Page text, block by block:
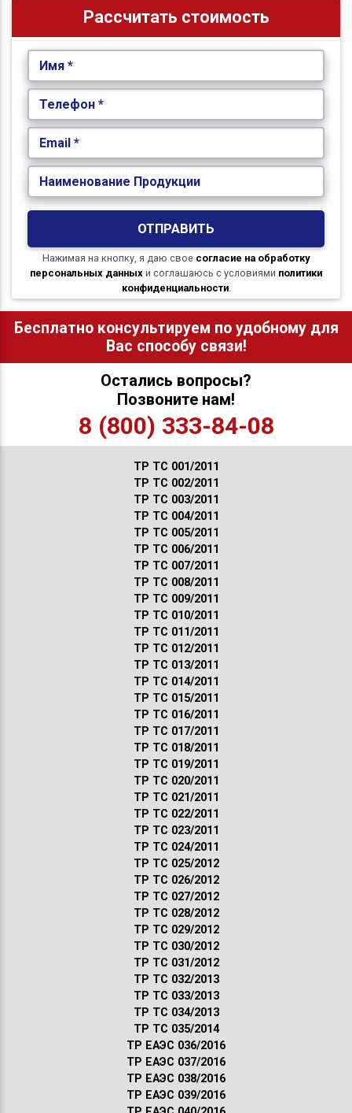
Рассчитать стоимость
Имя *
Телефон *
Email *
Наименование Продукции
ОТПРАВИТЬ
Нажимая на кнопку, я даю свое согласие на обработку
персональных данных и соглашаюсь с условиями политики
конфиденциальности.
Бесплатно консультируем по удобному для
Вас способу связи!
Остались вопросы?
Позвоните нам!
8 (800) 333-84-08
ТР ТС 001/2011
ТР ТС 002/2011
ТР ТС 003/2011
ТР ТС 004/2011
ТР ТС 005/2011
ТР ТС 006/2011
ТР ТС 007/2011
ТР ТС 008/2011
ТР ТС 009/2011
ТР ТС 010/2011
ТР ТС 011/2011
ТР ТС 012/2011
ТР ТС 013/2011
ТР ТС 014/2011
ТР ТС 015/2011
ТР ТС 016/2011
ТР ТС 017/2011
ТР ТС 018/2011
ТР ТС 019/2011
ТР ТС 020/2011
ТР ТС 021/2011
ТР ТС 022/2011
ТР ТС 023/2011
ТР ТС 024/2011
ТР ТС 025/2012
ТР ТС 026/2012
ТР ТС 027/2012
ТР ТС 028/2012
ТР ТС 029/2012
ТР ТС 030/2012
ТР ТС 031/2012
ТР ТС 032/2013
ТР ТС 033/2013
ТР ТС 034/2013
ТР ТС 035/2014
ТР ЕАЭС 036/2016
ТР ЕАЭС 037/2016
ТР ЕАЭС 038/2016
ТР ЕАЭС 039/2016